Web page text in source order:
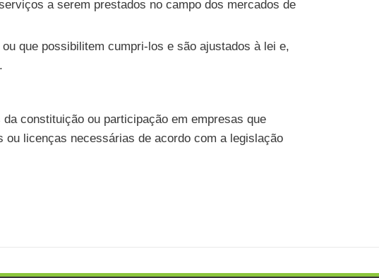
a serem prestados no campo dos mercados de
que possibilitem cumpri-los e são ajustados à lei e,
constituição ou participação em empresas que
licenças necessárias de acordo com a legislação